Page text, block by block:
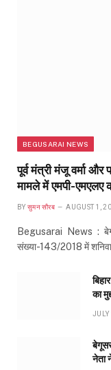
BEGUSARAI NEWS
पूर्व मंत्री मंजू वर्मा
मामले में एमपी-एमएलए
BY सुमन सौरब AUGUST 1,
Begusarai News :
संख्या-143/2018 में
का
JULY
नेता